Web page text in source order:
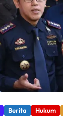
Berita Hukum